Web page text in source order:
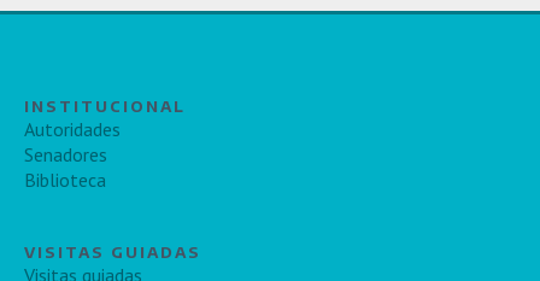
INSTITUCIONAL
Autoridades
Senadores
Biblioteca
VISITAS GUIADAS
Visitas guiadas